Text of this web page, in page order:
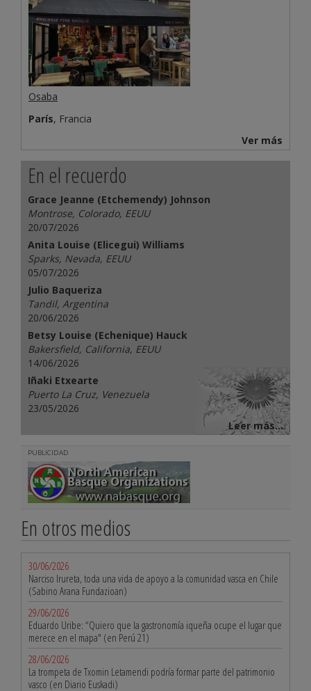
Osaba
París, Francia
Ver más
En el recuerdo
Grace Jeanne (Etchemendy) Johnson
Montrose, Colorado, EEUU
20/07/2026
Anita Louise (Elicegui) Williams
Sparks, Nevada, EEUU
05/07/2026
Julio Baqueriza
Tandil, Argentina
20/06/2026
Betsy Louise (Echenique) Hauck
Bakersfield, California, EEUU
14/06/2026
Iñaki Etxearte
Puerto La Cruz, Venezuela
23/05/2026
Leer más...
PUBLICIDAD
En otros medios
30/06/2026
Narciso Irureta, toda una vida de apoyo a la comunidad vasca en Chile
(Sabino Arana Fundazioan)
29/06/2026
Eduardo Uribe: “Quiero que la gastronomía iqueña ocupe el lugar que
merece en el mapa" (en Perú 21)
28/06/2026
La trompeta de Txomin Letamendi podría formar parte del patrimonio
vasco (en Diario Euskadi)